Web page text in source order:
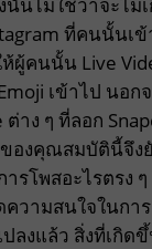
ที่คนนั้นเ
ผู้คนนั้น Live
เข้าไป นอ
ต่าง ๆ ที่ลอก
งคุณสมบัตินี้จึงยั
รโพสอะไรตรง
ความสนใจในก
ลงแล้ว สิ่งที่เกิ